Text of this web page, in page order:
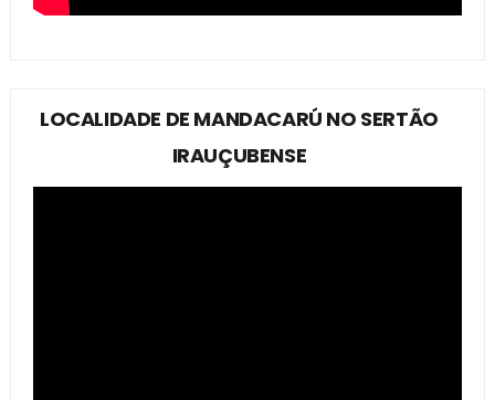
LOCALIDADE DE MANDACARÚ NO SERTÃO
IRAUÇUBENSE